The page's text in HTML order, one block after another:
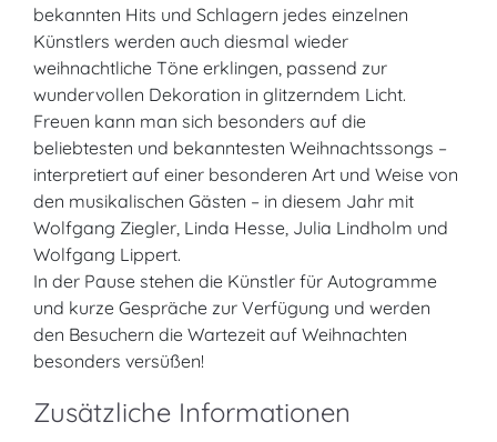
bekannten Hits und Schlagern jedes einzelnen
Künstlers werden auch diesmal wieder
weihnachtliche Töne erklingen, passend zur
wundervollen Dekoration in glitzerndem Licht.
Freuen kann man sich besonders auf die
beliebtesten und bekanntesten Weihnachtssongs –
interpretiert auf einer besonderen Art und Weise von
den musikalischen Gästen – in diesem Jahr mit
Wolfgang Ziegler, Linda Hesse, Julia Lindholm und
Wolfgang Lippert.
In der Pause stehen die Künstler für Autogramme
und kurze Gespräche zur Verfügung und werden
den Besuchern die Wartezeit auf Weihnachten
besonders versüßen!
Zusätzliche Informationen